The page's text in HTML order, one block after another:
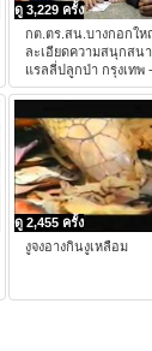
ดู 3,229 ครั้ง
กต.ตร.สน.บางกอกให
ละเอียดความสนุกสน
แรลลี่ปลูกป่า กรุงเทพ
ดู 2,455 ครั้ง
งูจงอางกินงูเหลือม